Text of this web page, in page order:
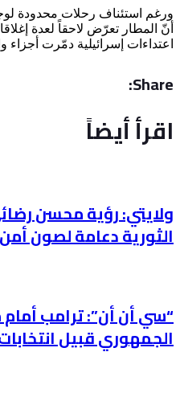
ورغم استئناف رحلات محدودة
أنّ المطار تعرّض لاحقاً لعدة
اعتداءات إسرائيلية دمّرت أجزاء
Share:
اقرأ أيضاً
ولايتي: رؤية محسن
الثورية دعامة لصون
“سي أن أن”: ترامب
الجمهوري قبيل